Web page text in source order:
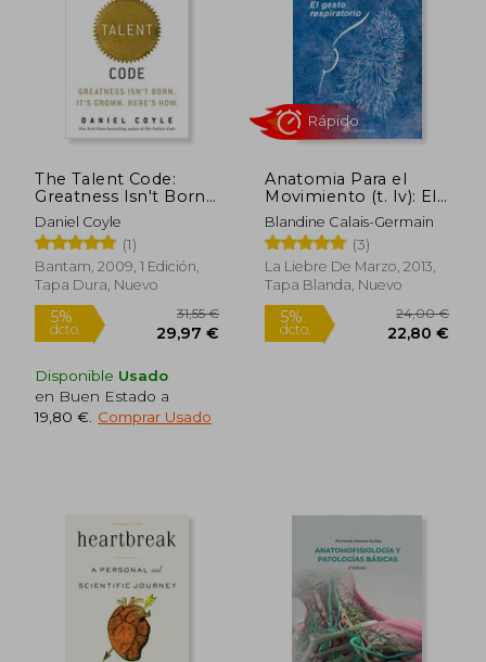
90,25 €
Rápido
dcto.
Rápido
The Talent Code:
Greatness Isn't Born.
It's Grown. Here's
How. (en Inglés)
Daniel Coyle
(1)
Bantam, 2009, 1 Edición,
Tapa Dura, Nuevo
Disponible Usado
en Buen Estado a
19,80 € Comprar Usado
Anatomia Para el
Movimiento (t. Iv): El
Gesto Respiratorio
Blandine Calais-Germain
(3)
La Liebre De Marzo, 2013,
Tapa Blanda, Nuevo